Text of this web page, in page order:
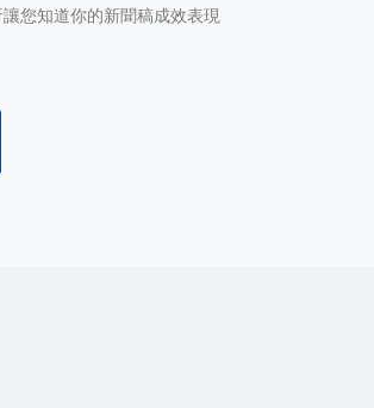
您知道你的新聞稿成效表現